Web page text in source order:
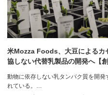
米Mozza Foods、大豆によるカ
協しない代替乳製品の開発へ【
動物に依存しない乳タンパク質を開
れている。…